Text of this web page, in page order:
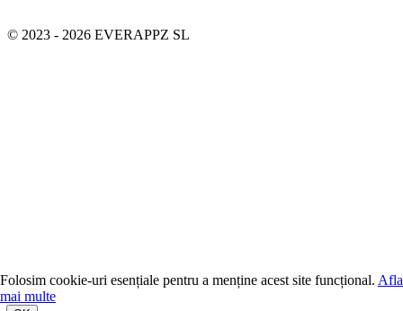
Folosim cookie-uri esențiale pentru a menține acest site funcțional.
mai multe
© 2023 - 2026 EVERAPPZ SL